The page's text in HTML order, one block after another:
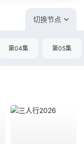
切换节点
第04集 第05集